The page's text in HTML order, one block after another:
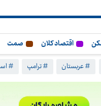
اقتصاد کلان صمت
# عربستان # ترامپ #